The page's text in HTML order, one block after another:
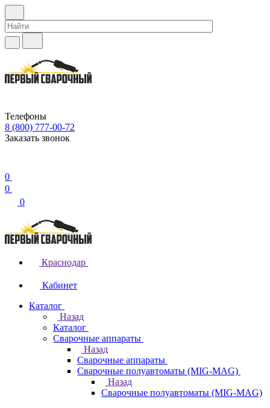
Телефоны
8 (800) 777-00-72
Заказать звонок
0
0
0
Краснодар
Кабинет
Каталог
Назад
Каталог
Сварочные аппараты
Назад
Сварочные аппараты
Сварочные полуавтоматы (MIG-MAG)
Назад
Сварочные полуавтоматы (MIG-MAG)